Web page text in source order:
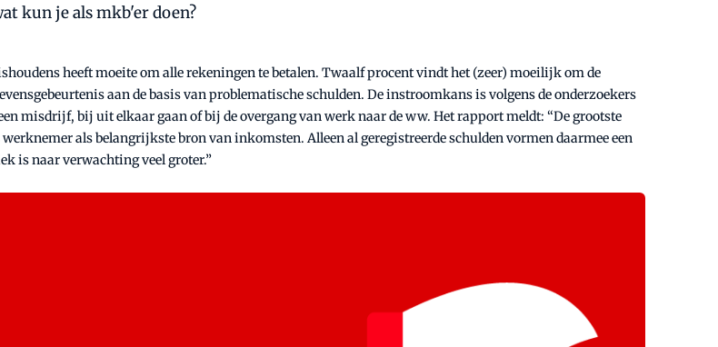
kun je als mkb'er doen?
heeft moeite om alle rekeningen te betalen. Twaalf procent vindt het (zeer) moeilijk om de
aan de basis van problematische schulden. De instroomkans is volgens de onderzoekers
misdrijf, bij uit elkaar gaan of bij de overgang van werk naar de ww. Het rapport meldt: “De grootste
als belangrijkste bron van inkomsten. Alleen al geregistreerde schulden vormen daarmee een
is naar verwachting veel groter.”